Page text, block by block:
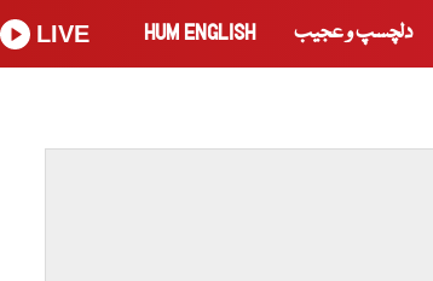
دلچسپ و عجیب HUM ENGLISH
LIVE